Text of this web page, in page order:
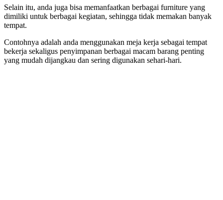
Selain itu, anda juga bisa memanfaatkan berbagai furniture yang
dimiliki untuk berbagai kegiatan, sehingga tidak memakan banyak
tempat.
Contohnya adalah anda menggunakan meja kerja sebagai tempat
bekerja sekaligus penyimpanan berbagai macam barang penting
yang mudah dijangkau dan sering digunakan sehari-hari.